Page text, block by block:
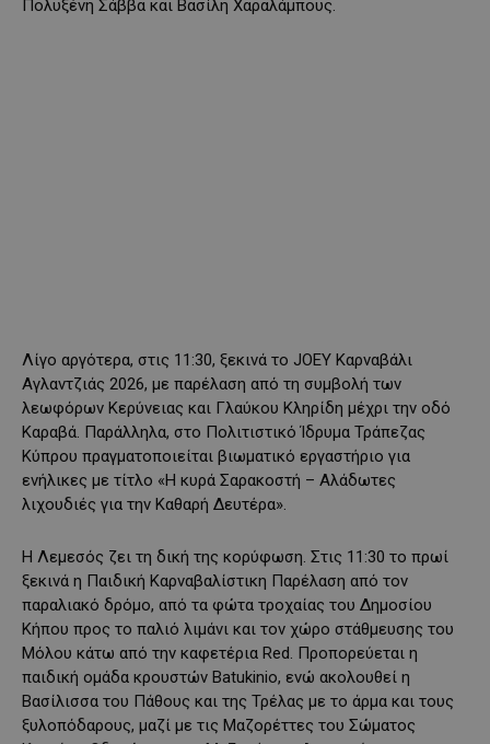
Πολυξένη Σάββα και Βασίλη Χαραλάμπους.
Λίγο αργότερα, στις 11:30, ξεκινά το JOEY Καρναβάλι
Αγλαντζιάς 2026, με παρέλαση από τη συμβολή των
λεωφόρων Κερύνειας και Γλαύκου Κληρίδη μέχρι την οδό
Καραβά. Παράλληλα, στο Πολιτιστικό Ίδρυμα Τράπεζας
Κύπρου πραγματοποιείται βιωματικό εργαστήριο για
ενήλικες με τίτλο «Η κυρά Σαρακοστή – Αλάδωτες
λιχουδιές για την Καθαρή Δευτέρα».
Η Λεμεσός ζει τη δική της κορύφωση. Στις 11:30 το πρωί
ξεκινά η Παιδική Καρναβαλίστικη Παρέλαση από τον
παραλιακό δρόμο, από τα φώτα τροχαίας του Δημοσίου
Κήπου προς το παλιό λιμάνι και τον χώρο στάθμευσης του
Μόλου κάτω από την καφετέρια Red. Προπορεύεται η
παιδική ομάδα κρουστών Batukinio, ενώ ακολουθεί η
Βασίλισσα του Πάθους και της Τρέλας με το άρμα και τους
ξυλοπόδαρους, μαζί με τις Μαζορέττες του Σώματος